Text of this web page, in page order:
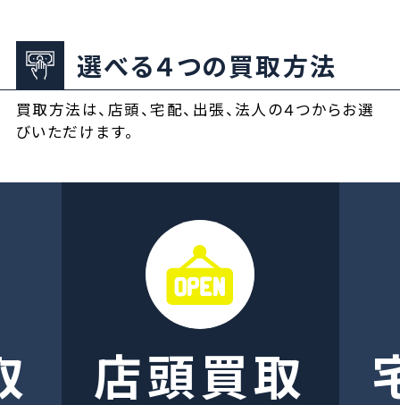
選べる４つの買取方法
買取方法は、店頭、宅配、出張、法人の４つからお選
びいただけます。
店頭買取